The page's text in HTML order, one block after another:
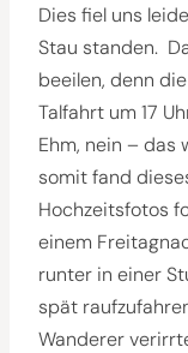
Dies fiel uns
Stau standen.
beeilen, denn
Talfahrt um 17
Ehm, nein – das
somit fand
Hochzeitsfotos
einem
runter in einer
spät
Wanderer